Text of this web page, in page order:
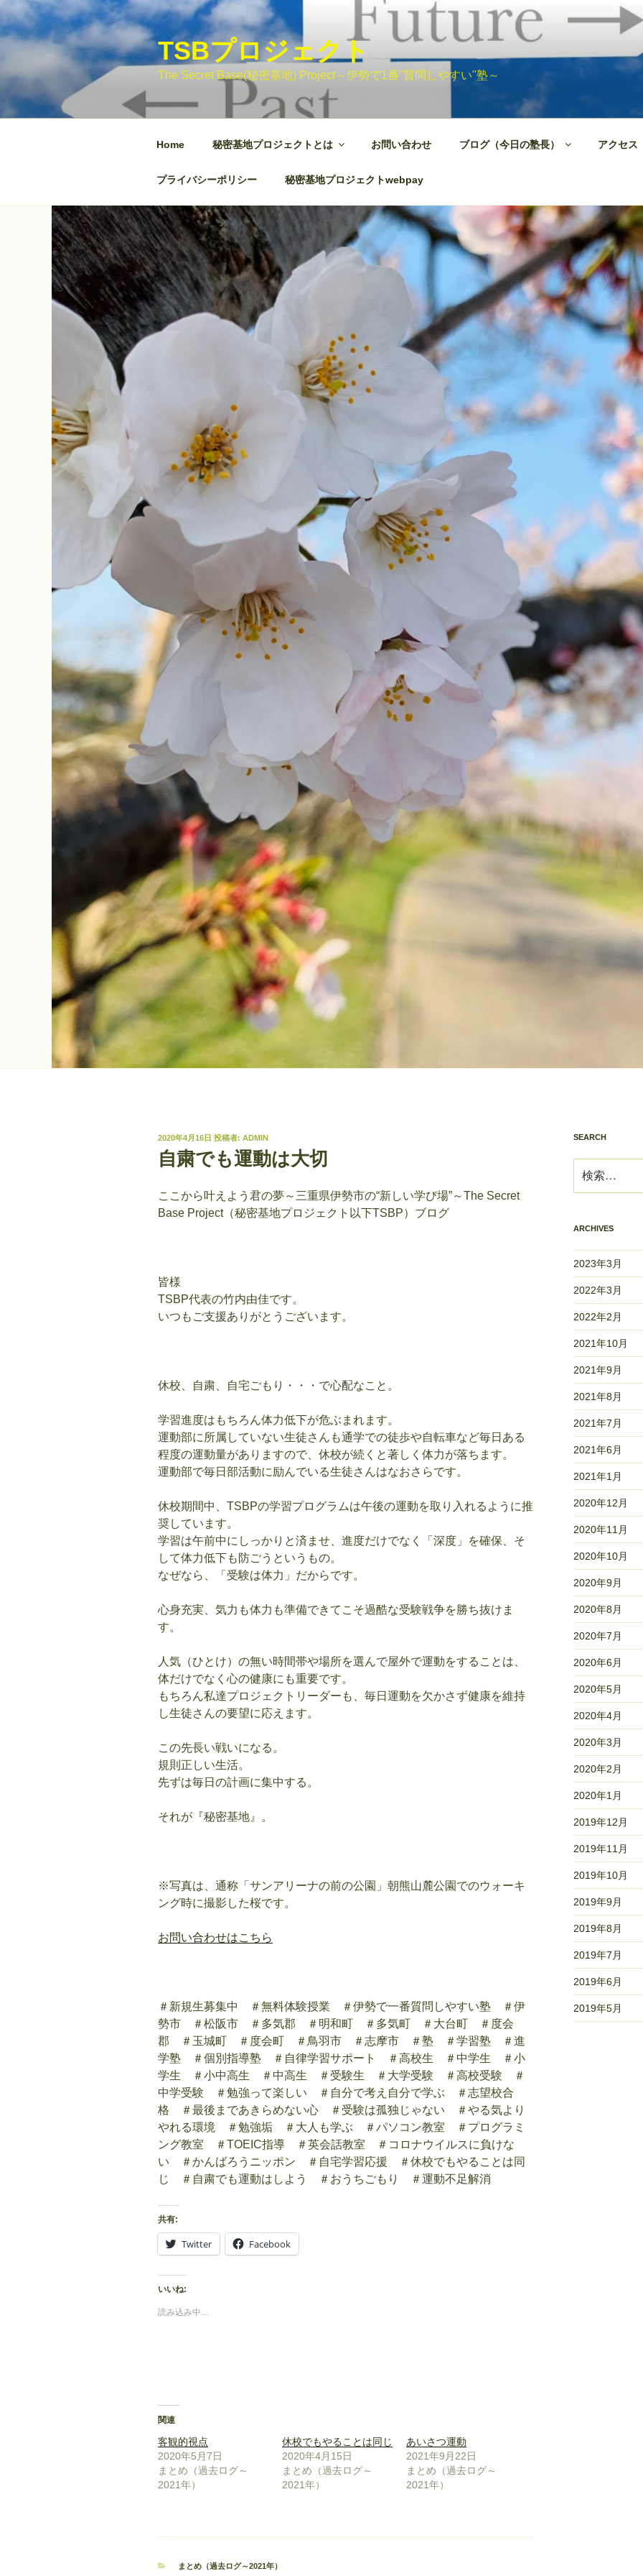
コ
ン
テ
ツ
TSBプロジェクト
The Secret Base(秘密基地) Project～伊勢で1番"質問しやすい"塾～
Home 秘密基地プロジェクトとは お問い合わせ ブログ（今日の塾長） アクセス
プライバシーポリシー 秘密基地プロジェクトwebpay
投
日:
2020年4月16日 投稿者: ADMIN
自粛でも運動は大切
ここから叶えよう君の夢～三重県伊勢市の“新しい学び場”～The Secret
Base Project（秘密基地プロジェクト以下TSBP）ブログ
皆様
TSBP代表の竹内由佳です。
いつもご支援ありがとうございます。
休校、自粛、自宅ごもり・・・で心配なこと。
学習進度はもちろん体力低下が危ぶまれます。
運動部に所属していない生徒さんも通学での徒歩や自転車など毎日ある
程度の運動量がありますので、休校が続くと著しく体力が落ちます。
運動部で毎日部活動に励んでいる生徒さんはなおさらです。
休校期間中、TSBPの学習プログラムは午後の運動を取り入れるように推
奨しています。
学習は午前中にしっかりと済ませ、進度だけでなく「深度」を確保、そ
して体力低下も防ごうというもの。
なぜなら、「受験は体力」だからです。
心身充実、気力も体力も準備できてこそ過酷な受験戦争を勝ち抜けま
す。
人気（ひとけ）の無い時間帯や場所を選んで屋外で運動をすることは、
体だけでなく心の健康にも重要です。
もちろん私達プロジェクトリーダーも、毎日運動を欠かさず健康を維持
し生徒さんの要望に応えます。
この先長い戦いになる。
規則正しい生活。
先ずは毎日の計画に集中する。
それが『秘密基地』。
※写真は、通称「サンアリーナの前の公園」朝熊山麓公園でのウォーキ
ング時に撮影した桜です。
お問い合わせはこちら
＃新規生募集中 ＃無料体験授業 ＃伊勢で一番質問しやすい塾 ＃伊
勢市 ＃松阪市 ＃多気郡 ＃明和町 ＃多気町 ＃大台町 ＃度会
郡 ＃玉城町 ＃度会町 ＃鳥羽市 ＃志摩市 ＃塾 ＃学習塾 ＃進
学塾 ＃個別指導塾 ＃自律学習サポート ＃高校生 ＃中学生 ＃小
学生 ＃小中高生 ＃中高生 ＃受験生 ＃大学受験 ＃高校受験 ＃
中学受験 ＃勉強って楽しい ＃自分で考え自分で学ぶ ＃志望校合
格 ＃最後まであきらめない心 ＃受験は孤独じゃない ＃やる気より
やれる環境 ＃勉強垢 ＃大人も学ぶ ＃パソコン教室 ＃プログラミ
ング教室 ＃TOEIC指導 ＃英会話教室 ＃コロナウイルスに負けな
い ＃かんばろうニッポン ＃自宅学習応援 ＃休校でもやることは同
じ ＃自粛でも運動はしよう ＃おうちごもり ＃運動不足解消
共有:
Twitter Facebook
いいね:
読み込み中…
関連
客観的視点
2020年5月7日
まとめ（過去ログ～
2021年）
休校でもやることは同じ
2020年4月15日
まとめ（過去ログ～
2021年）
あいさつ運動
2021年9月22日
まとめ（過去ログ～
2021年）
カ
まとめ（過去ログ～2021年）
SEARCH
索:
ARCHIVES
2023年3月
2022年3月
2022年2月
2021年10月
2021年9月
2021年8月
2021年7月
2021年6月
2021年1月
2020年12月
2020年11月
2020年10月
2020年9月
2020年8月
2020年7月
2020年6月
2020年5月
2020年4月
2020年3月
2020年2月
2020年1月
2019年12月
2019年11月
2019年10月
2019年9月
2019年8月
2019年7月
2019年6月
2019年5月